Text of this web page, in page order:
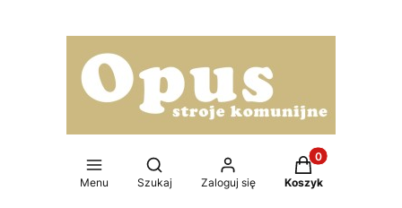
Menu
Otwórz wyszukiwarkę
Szukaj Zaloguj się
Produkty w
Koszyk